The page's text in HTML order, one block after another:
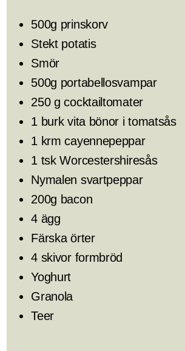
500g prinskorv
Stekt potatis
Smör
500g portabellosvampar
250 g cocktailtomater
1 burk vita bönor i tomatsås
1 krm cayennepeppar
1 tsk Worcestershiresås
Nymalen svartpeppar
200g bacon
4 ägg
Färska örter
4 skivor formbröd
Yoghurt
Granola
Teer